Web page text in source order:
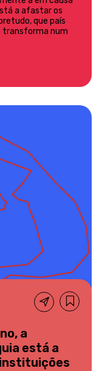
a afastar os
que país
transforma num
a
está a